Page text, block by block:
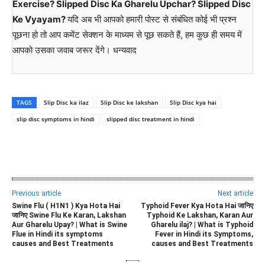
Exercise? Slipped Disc Ka Gharelu Upchar? Slipped Disc
Ke Vyayam?यदि अब भी आपको हमारी पोस्ट से संबंधित कोई भी प्रश्न
पूछना हो तो आप कमेंट सेक्शन के माध्यम से पूछ सकते हैं, हम कुछ ही समय में
आपको उसका जवाब जरूर देंगे। धन्यवाद
TAGS Slip Disc ka ilaz Slip Disc ke lakshan
Slip Disc kya hai
slip disc symptoms in hindi
slipped disc treatment in hindi
Previous article
Swine Flu ( H1N1 ) Kya Hota Hai
जानिए Swine Flu Ke Karan, Lakshan
Aur Gharelu Upay? | What is Swine
Flue in Hindi its symptoms
causes and Best Treatments
Next article
Typhoid Fever Kya Hota Hai जानिए
Typhoid Ke Lakshan, Karan Aur
Gharelu ilaj? | What is Typhoid
Fever in Hindi its Symptoms,
causes and Best Treatments